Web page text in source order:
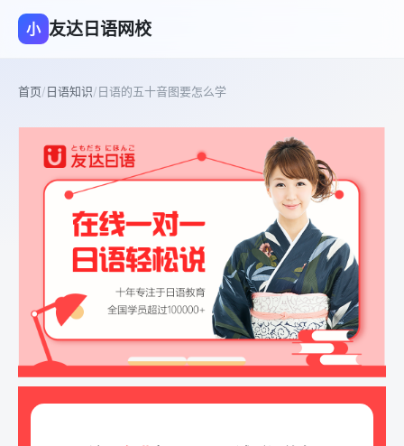
小 友达日语网校
首页/日语知识/日语的五十音图要怎么学